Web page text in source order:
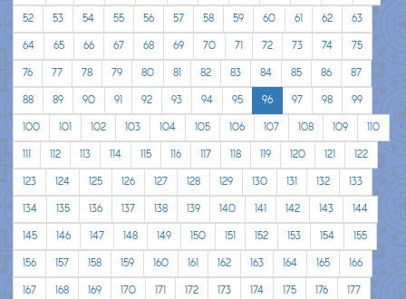
52
53 54 55 56 57 58 59 60 61 62
63
64
65 66 67 68 69 70 71 72 73 74
75
76
77 78 79 80 81 82 83 84 85 86
87
88
89 90 91 92 93 94 95 96 97 98
99
100
101 102 103 104 105 106 107 108 109
110
111
112 113 114 115 116 117 118 119 120 121
122
123
124 125 126 127 128 129 130 131 132
133
134
135 136 137 138 139 140 141 142 143
144
145
146 147 148 149 150 151 152 153 154
155
156
157 158 159 160 161 162 163 164 165
166
167
168 169 170 171 172 173 174 175 176
177